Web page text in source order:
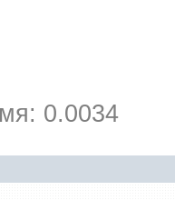
0.0034